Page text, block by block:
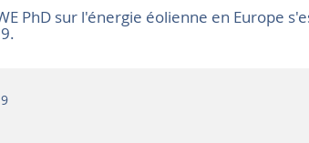
PhD sur l'énergie éolienne en Europe